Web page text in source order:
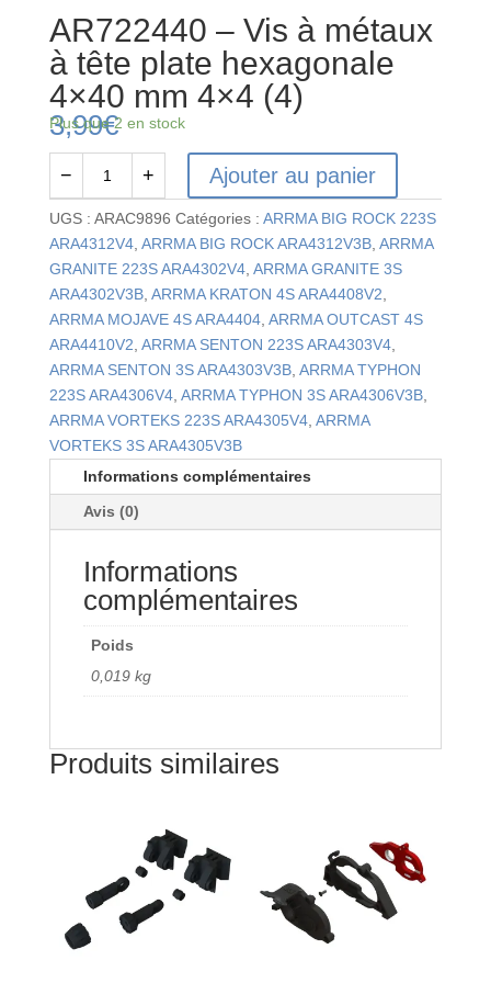
AR722440 – Vis à métaux
à tête plate hexagonale
4×40 mm 4×4 (4)
3,99€
Plus que 2 en stock
quantité
de
AR722440
-
Vis
à
métaux
à
tête
plate
hexagonale
4x40
− + Ajouter au panier
UGS : ARAC9896 Catégories : ARRMA BIG ROCK 223S
ARA4312V4, ARRMA BIG ROCK ARA4312V3B, ARRMA
GRANITE 223S ARA4302V4, ARRMA GRANITE 3S
ARA4302V3B, ARRMA KRATON 4S ARA4408V2
ARRMA MOJAVE 4S ARA4404, ARRMA OUTCAST 4S
ARA4410V2 ARRMA SENTON 223S ARA4303V4,
ARRMA SENTON 3S ARA4303V3B, ARRMA TYPHON
223S ARA4306V4, ARRMA TYPHON 3S ARA4306V3B,
ARRMA VORTEKS 223S ARA4305V4, ARRMA
VORTEKS 3S ARA4305V3B
Informations complémentaires
Avis (0)
Informations
complémentaires
Poids
0,019 kg
Produits similaires